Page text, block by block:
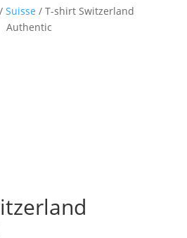
/Suisse / T-shirt Switzerland
Authentic